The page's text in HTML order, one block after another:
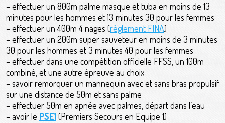
– effectuer un 800m palme masque et tuba en moins de 13
minutes pour les hommes et 13 minutes 30 pour les femmes
– effectuer un 400m 4 nages (règlement FINA)
– effectuer un 200m super sauveteur en moins de 3 minutes
30 pour les hommes et 3 minutes 40 pour les femmes
– effectuer dans une compétition officielle FFSS, un 100m
combiné, et une autre épreuve au choix
– savoir remorquer un mannequin avec et sans bras propulsif
sur une distance de 50m et sans palme
– effectuer 50m en apnée avec palmes, départ dans l’eau
– avoir le PSE1(Premiers Secours en Equipe 1)